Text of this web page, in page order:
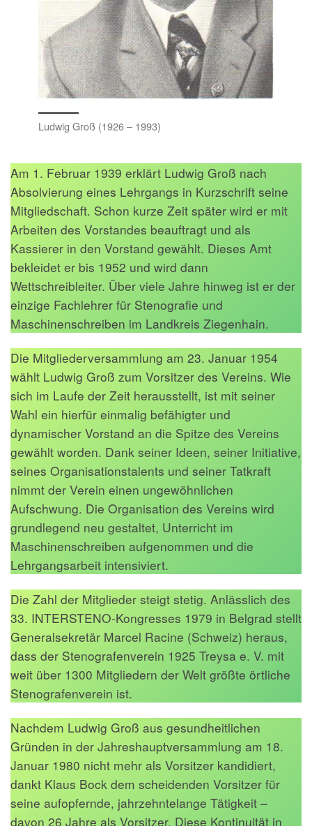
Ludwig Groß (1926 – 1993)
Am 1. Februar 1939 erklärt Ludwig Groß nach
Absolvierung eines Lehrgangs in Kurzschrift seine
Mitgliedschaft. Schon kurze Zeit später wird er mit
Arbeiten des Vorstandes beauftragt und als
Kassierer in den Vorstand gewählt. Dieses Amt
bekleidet er bis 1952 und wird dann
Wettschreibleiter. Über viele Jahre hinweg ist er der
einzige Fachlehrer für Stenografie und
Maschinenschreiben im Landkreis Ziegenhain.
Die Mitgliederversammlung am 23. Januar 1954
wählt Ludwig Groß zum Vorsitzer des Vereins. Wie
sich im Laufe der Zeit herausstellt, ist mit seiner
Wahl ein hierfür einmalig befähigter und
dynamischer Vorstand an die Spitze des Vereins
gewählt worden. Dank seiner Ideen, seiner Initiative,
seines Organisationstalents und seiner Tatkraft
nimmt der Verein einen ungewöhnlichen
Aufschwung. Die Organisation des Vereins wird
grundlegend neu gestaltet, Unterricht im
Maschinenschreiben aufgenommen und die
Lehrgangsarbeit intensiviert.
Die Zahl der Mitglieder steigt stetig. Anlässlich des
33. INTERSTENO-Kongresses 1979 in Belgrad stellt
Generalsekretär Marcel Racine (Schweiz) heraus,
dass der Stenografenverein 1925 Treysa e. V. mit
weit über 1300 Mitgliedern der Welt größte örtliche
Stenografenverein ist.
Nachdem Ludwig Groß aus gesundheitlichen
Gründen in der Jahreshauptversammlung am 18.
Januar 1980 nicht mehr als Vorsitzer kandidiert,
dankt Klaus Bock dem scheidenden Vorsitzer für
seine aufopfernde, jahrzehntelange Tätigkeit –
davon 26 Jahre als Vorsitzer. Diese Kontinuität in